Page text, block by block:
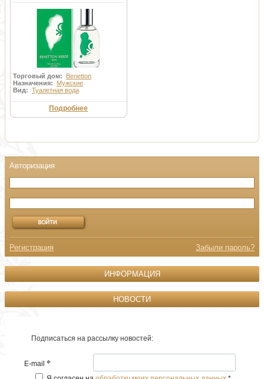
Торговый дом:
Benetton
Назначения: Мужские
Вид: Туалетная вода
Подробнее
Регистрация Забыли пароль?
ИНФОРМАЦИЯ
НОВОСТИ
Подписаться на рассылку новостей:
E-mail *